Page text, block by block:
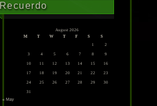
Recuerdo
August 2026
M
T W T F S
S
1
2
3
4 5 6 7 8
9
10
11 12 13 14 15
16
17
18 19 20 21 22
23
24
25 26 27 28 29
30
31
« May